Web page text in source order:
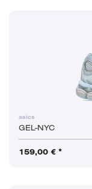
asics
GEL-NYC
159,00 € *